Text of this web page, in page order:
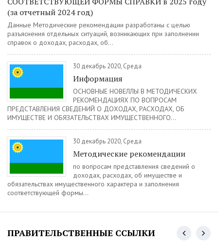
(за отчетный 2024 год)
Данные Методические рекомендации разработаны с целью
разъяснения отдельных ситуаций, возникающих при заполнении
справок о доходах, расходах, об...
30 декабрь 2020, Среда
Информация
ОСНОВНЫЕ НОВЕЛЛЫ В МЕТОДИЧЕСКИХ
РЕКОМЕНДАЦИЯХ ПО ВОПРОСАМ
ПРЕДСТАВЛЕНИЯ СВЕДЕНИЙ О ДОХОДАХ, РАСХОДАХ, ОБ
ИМУЩЕСТВЕ И ОБЯЗАТЕЛЬСТВАХ ИМУЩЕСТВЕННОГО...
30 декабрь 2020, Среда
Методические рекомендации
по вопросам представления сведений о
доходах, расходах, об имуществе и
обязательствах имущественного характера и заполнения
соответствующей формы...
ПРАВИТЕЛЬСТВЕННЫЕ ССЫЛКИ